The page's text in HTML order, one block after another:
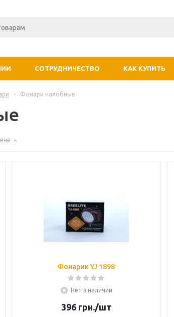
СОТРУДНИЧЕСТВО КАК КУПИТЬ
- Фонари налобные
Фонарик YJ 1898
Нет в наличии
396грн./шт